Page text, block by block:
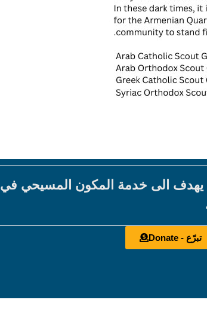
يهدف الى خدمة المكون المسيحي في
تبرّع - Donate